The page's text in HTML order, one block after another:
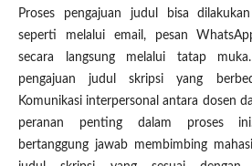
Proses pengajuan judul bisa
seperti melalui email, pesan
secara langsung melalui tatap
pengajuan judul skripsi yang
Komunikasi interpersonal antara dosen
peranan penting dalam proses
bertanggung jawab membimbing